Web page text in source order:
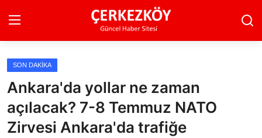
Ana Sayfa
Son Dakika
Ekonomi Haberleri
SON DAKIKA
Ankara'da yollar ne zaman
açılacak? 7-8 Temmuz NATO
Zirvesi Ankara'da trafiğe